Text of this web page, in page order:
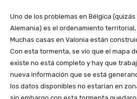
Uno de los problemas en Bélgica (quizás
Alemania) es el ordenamiento
Muchas casas en Valonia están
Con esta tormenta, se vio que el mapa
existe no está completo y hay que
nueva información que se está
los datos disponibles no estarían en